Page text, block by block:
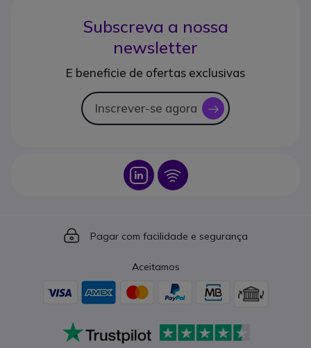
Subscreva a nossa
newsletter
E beneficie de ofertas exclusivas
Inscrever-se agora icon
Icon Icon
Icon
Pagar com facilidade e segurança
Aceitamos